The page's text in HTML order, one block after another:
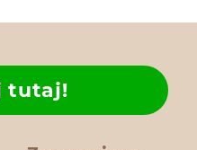
tutaj!